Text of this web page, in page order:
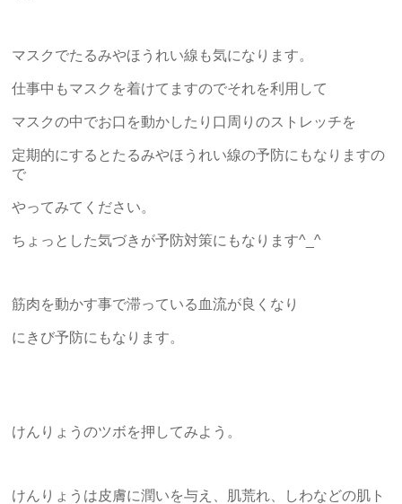
マスクでたるみやほうれい線も気になります。
仕事中もマスクを着けてますのでそれを利用して
マスクの中でお口を動かしたり口周りのストレッチを
定期的にするとたるみやほうれい線の予防にもなりますの
で
やってみてください。
ちょっとした気づきが予防対策にもなります^_^
筋肉を動かす事で滞っている血流が良くなり
にきび予防にもなります。
けんりょうのツボを押してみよう。
けんりょうは皮膚に潤いを与え、肌荒れ、しわなどの肌ト